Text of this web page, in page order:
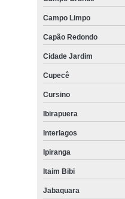
Campo Limpo
Capão Redondo
Cidade Jardim
Cupecê
Cursino
Ibirapuera
Interlagos
Ipiranga
Itaim Bibi
Jabaquara